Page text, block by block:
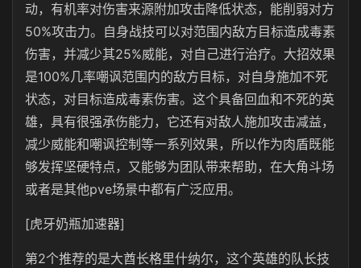
动，有机率对伤害来源附加攻击降低状态，能削弱对方
50%攻击力。自身战技可以对范围内敌方目标造成毒素
伤害，并减少其25%威能，对自己进行治疗。大招效果
是100%几率嘲讽范围内的敌方目标，对自身施加不死
状态，对目标造成毒素伤害。这个具备回血和不死的英
雄，具有很强承伤能力，它还有对敌人施加攻击减益，
减少威能和嘲讽控制等一系列效果，所以作为肉盾既能
够发挥坚硬特点，又能够为团队带来帮助，在大角斗场
或者是其他pve场景中都有广泛应用。
[虎牙奶瓶加速器]
第2个推荐的是大酋长格里什纳尔，这个英雄的队长技